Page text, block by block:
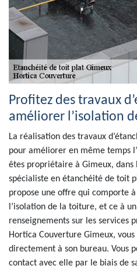
Profitez des travaux
améliorer l’isolation
La réalisation des travaux
pour améliorer en même temps
êtes propriétaire à Gimeux, dans
spécialiste en étanchéité de toit
propose une offre qui comporte
l’isolation de la toiture, et ce à
renseignements sur les services
Hortica Couverture Gimeux,
directement à son bureau. Vous
contact avec elle par le biais de